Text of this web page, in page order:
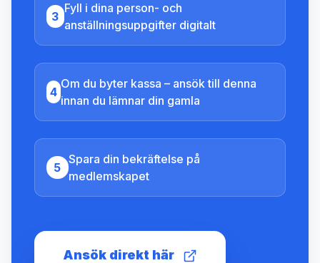
3
Fyll i dina person- och
anställningsuppgifter digitalt
4
Om du byter kassa – ansök till denna
innan du lämnar din gamla
5
Spara din bekräftelse på
medlemskapet
Ansök direkt här